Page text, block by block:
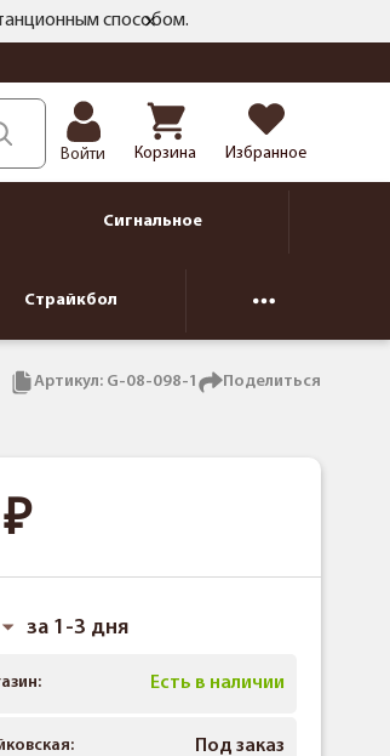
способом.
Войти Корзина Избранное
Сигнальное
Страйкбол
Артикул: G-08-098-1 Поделиться
за 1-3 дня
Есть в наличии
Под заказ